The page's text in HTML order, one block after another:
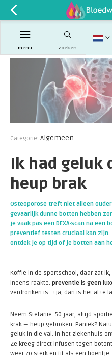
zoeken
menu
Categorie: Algemeen
Ik had geluk
heup brak
Osteoporose treft niet alleen
gevaarlijk dunne botten hebben
je vaak pas een DEXA-scan na
preventief testen cruciaal kan zijn.
ontdek je op tijd of je botten aan
Koffie in de sportschool, daar zat
ineens raakte: preventie is geen
verdronken is… tja, dan is het al te
Neem Stefanie. 50 jaar, altijd
krak — heup gebroken. Paniek?
geluk in die val: in het ziekenhuis
Ze kreeg direct infusen tegen
weer zo sterk en fit als een